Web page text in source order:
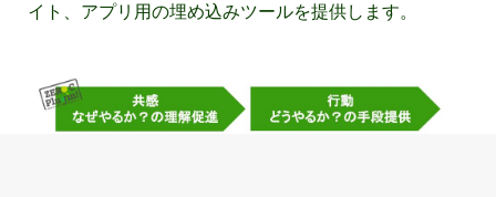
イト、アプリ用の埋め込みツールを提供します。